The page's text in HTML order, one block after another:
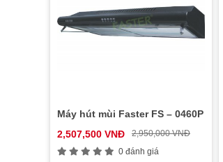
Máy hút mùi Faster FS – 0460P
2,507,500 VNĐ
2,950,000 VNĐ
0 đánh giá